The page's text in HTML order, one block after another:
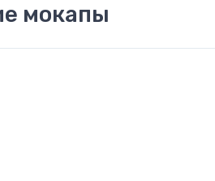
мокапы